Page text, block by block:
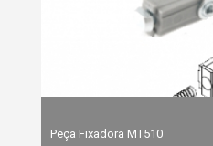
Peça Fixadora MT510